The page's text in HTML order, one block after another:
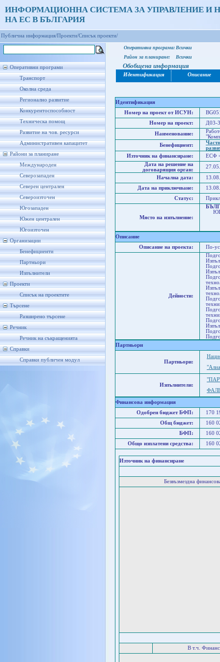
ИНФОРМАЦИОННА СИСТЕМА ЗА УПРАВЛЕНИЕ И
НА ЕС В БЪЛГАРИЯ
Публична информация/Проекти/Списък проекти/
Оперативни програми
Транспорт
Околна среда
Регионално развитие
Конкурентоспособност
Техническа помощ
Развитие на чов. ресурси
Административен капацитет
Райони за планиране
Международен
Северозападен
Северен централен
Североизточен
Югозападен
Южен централен
Югоизточен
Организации
Бенефициенти
Партньори
Изпълнители
Проекти
Списък на проектите
Търсене
Разширено търсене
Речник
Речник на съкращенията
Справки
Справки публичен модул
Оперативна програма: Всички
Район за планиране:
Всички
Обобщена информация
Идентификация Описание
Идентификация
Номер на проект от ИСУН:
Номер на проект:
Д03-
Наименование:
Бенефициент:
Източник на финансиране:
ЕСФ
Дата на решение на
договарящия орган:
Начална дата:
Дата на приключване:
Статус:
Място на изпълнение:
Описание
Описание на проекта:
По-
Дейности:
Партньори
Партньори:
Изпълнители:
Финансова информация
Одобрен бюджет БФП:
170
Общ бюджет:
160
БФП:
160
Общо изплатени средства:
160
Източник на финансиране
Безвъзмездна
В т.ч.